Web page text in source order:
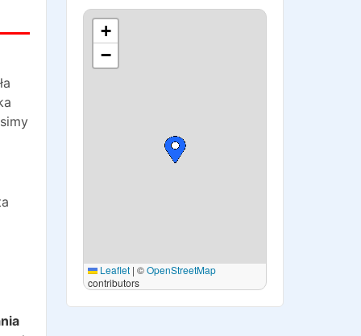
+
−
Leaflet | ©OpenStreetMap
contributors